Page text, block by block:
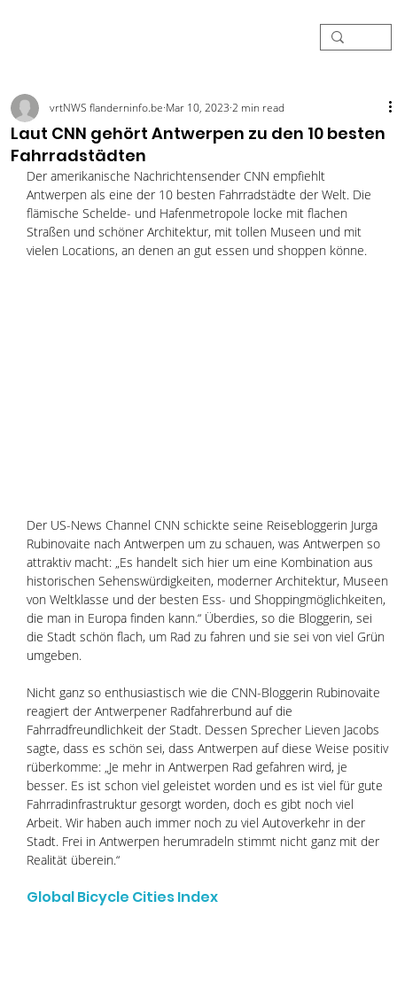
Laut CNN gehört Antwerpen zu den 10 besten
Fahrradstädten
vrtNWS flanderninfo.be Mar 10, 2023 2 min read
Der amerikanische Nachrichtensender CNN empfiehlt
Antwerpen als eine der 10 besten Fahrradstädte der Welt. Die
flämische Schelde- und Hafenmetropole locke mit flachen
Straßen und schöner Architektur, mit tollen Museen und mit
vielen Locations, an denen an gut essen und shoppen könne.
Der US-News Channel CNN schickte seine Reisebloggerin Jurga
Rubinovaite nach Antwerpen um zu schauen, was Antwerpen so
attraktiv macht: „Es handelt sich hier um eine Kombination aus
historischen Sehenswürdigkeiten, moderner Architektur, Museen
von Weltklasse und der besten Ess- und Shoppingmöglichkeiten,
die man in Europa finden kann.“ Überdies, so die Bloggerin, sei
die Stadt schön flach, um Rad zu fahren und sie sei von viel Grün
umgeben.
Nicht ganz so enthusiastisch wie die CNN-Bloggerin Rubinovaite
reagiert der Antwerpener Radfahrerbund auf die
Fahrradfreundlichkeit der Stadt. Dessen Sprecher Lieven Jacobs
sagte, dass es schön sei, dass Antwerpen auf diese Weise positiv
rüberkomme: „Je mehr in Antwerpen Rad gefahren wird, je
besser. Es ist schon viel geleistet worden und es ist viel für gute
Fahrradinfrastruktur gesorgt worden, doch es gibt noch viel
Arbeit. Wir haben auch immer noch zu viel Autoverkehr in der
Stadt. Frei in Antwerpen herumradeln stimmt nicht ganz mit der
Realität überein.“
Global Bicycle Cities Index